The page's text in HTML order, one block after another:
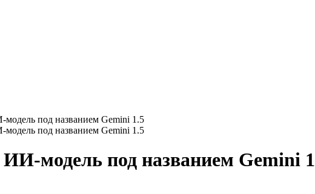
под названием Gemini 1.5
под названием Gemini 1.5
модель под названием Gemini